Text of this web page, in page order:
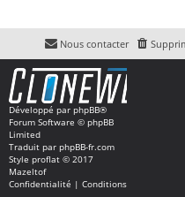
Nous contacter
Développé par phpBB®
Forum Software © phpBB
Limited
Traduit par phpBB-fr.com
Style proflat © 2017
Mazeltof
Confidentialité | Conditions